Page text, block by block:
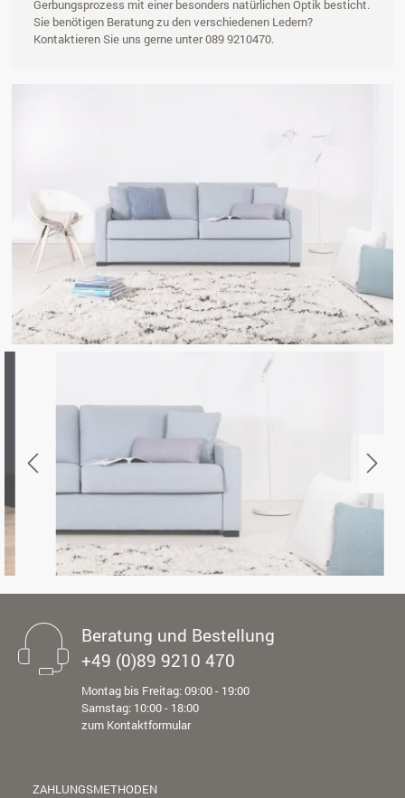
Gerbungsprozess mit einer besonders natürlichen Optik besticht.
Sie benötigen Beratung zu den verschiedenen Ledern?
Kontaktieren Sie uns gerne unter 089 9210470.
Beratung und Bestellung
+49 (0)89 9210 470
Montag bis Freitag: 09:00 - 19:00
Samstag: 10:00 - 18:00
zum Kontaktformular
ZAHLUNGSMETHODEN